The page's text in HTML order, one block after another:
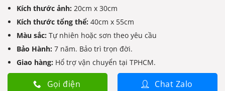
Kích thước ảnh: 20cm x 30cm
Kích thước tổng thể: 40cm x 55cm
Màu sắc: Tự nhiên hoặc sơn theo yêu cầu
Bảo Hành: 7 năm. Bảo trì trọn đời.
Giao hàng: Hổ trợ vận chuyển tại TPHCM.
Gọi điện Chat Zalo